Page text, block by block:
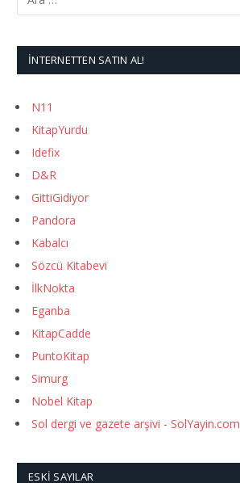
İNTERNETTEN SATIN AL!
N11
KitapYurdu
Idefix
D&R
GittiGidiyor
Pandora
Kabalcı
Sözcü Kitabevi
İlkNokta
Eganba
KitapCadde
PuntoKitap
Simurg
Nobel Kitap
Sol dergi ve gazete arşivi - SolYayin.com
ESKI SAYILAR